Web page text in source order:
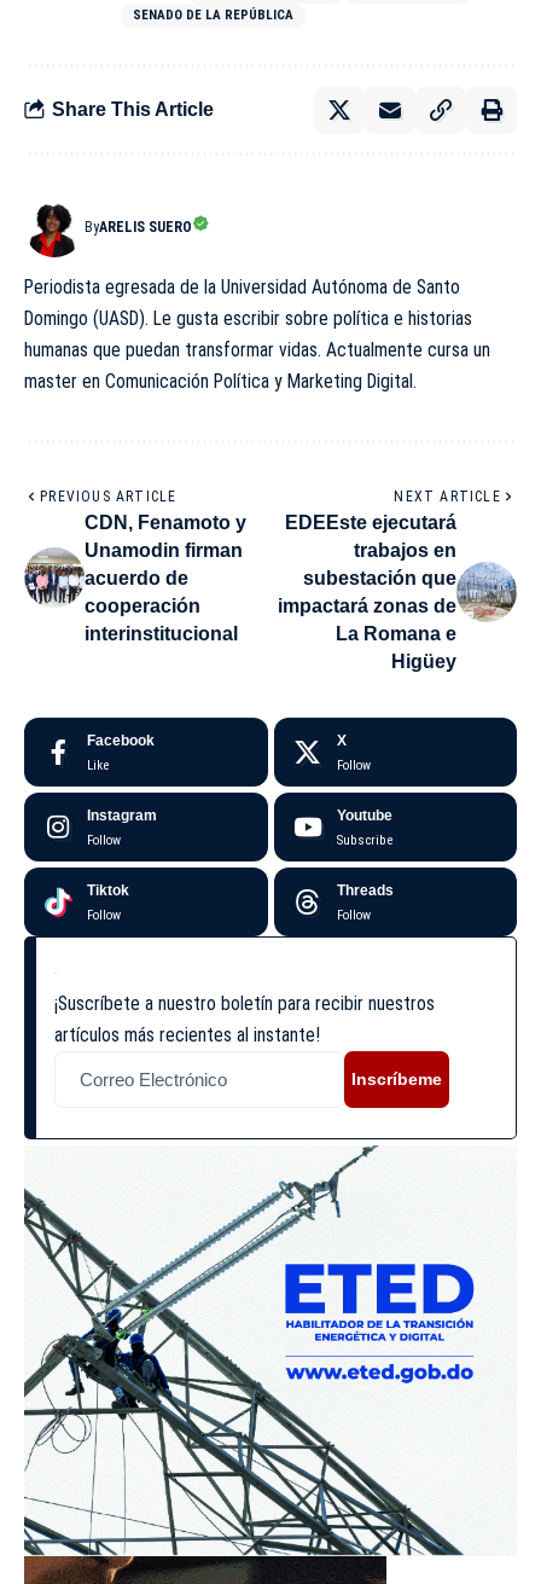
SENADO DE LA REPÚBLICA
Share This Article
ByARELIS SUERO
Periodista egresada de la Universidad Autónoma de Santo
Domingo (UASD). Le gusta escribir sobre política e historias
humanas que puedan transformar vidas. Actualmente cursa un
master en Comunicación Política y Marketing Digital.
PREVIOUS ARTICLE
CDN, Fenamoto y
Unamodin firman
acuerdo de
cooperación
interinstitucional
NEXT ARTICLE
EDEEste ejecutará
trabajos en
subestación que
impactará zonas de
La Romana e
Higüey
Facebook
Like
X
Follow
Instagram
Follow
Youtube
Subscribe
Tiktok
Follow
Threads
Follow
¡Suscríbete a nuestro boletín para recibir nuestros
artículos más recientes al instante!
Inscríbeme